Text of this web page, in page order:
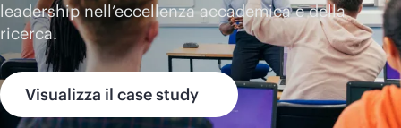
leadership nell’eccellenza accademica e della
ricerca.
Visualizza il case study